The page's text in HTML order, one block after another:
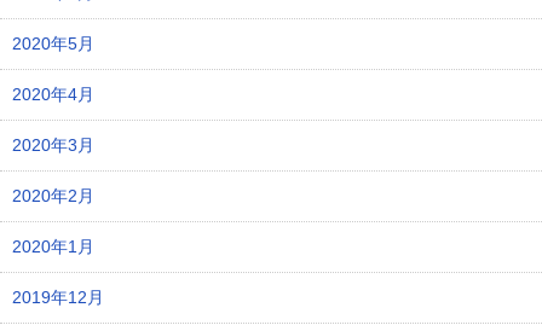
2020年5月
2020年4月
2020年3月
2020年2月
2020年1月
2019年12月